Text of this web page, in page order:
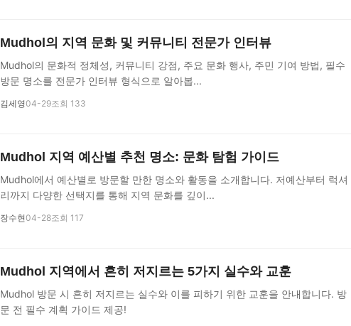
Mudhol의 지역 문화 및 커뮤니티 전문가 인터뷰
Mudhol의 문화적 정체성, 커뮤니티 강점, 주요 문화 행사, 주민 기여 방법, 필수
방문 명소를 전문가 인터뷰 형식으로 알아봅...
김세영04-29조회 133
Mudhol 지역 예산별 추천 명소: 문화 탐험 가이드
Mudhol에서 예산별로 방문할 만한 명소와 활동을 소개합니다. 저예산부터 럭셔
리까지 다양한 선택지를 통해 지역 문화를 깊이...
장수현04-28조회 117
Mudhol 지역에서 흔히 저지르는 5가지 실수와 교훈
Mudhol 방문 시 흔히 저지르는 실수와 이를 피하기 위한 교훈을 안내합니다. 방
문 전 필수 계획 가이드 제공!